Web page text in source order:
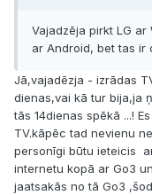
Vajadzēja pirkt LG ar
ar Android, bet tas ir
Jā,vajadēzja - izrādas
dienas,vai kā tur bija,ja
tās 14dienas spēkā ...!
TV.kāpēc tad nevienu
personīgi būtu ieteicis
internetu kopā ar Go3
jaatsakās no tā Go3